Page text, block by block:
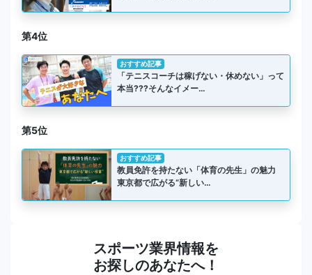
第4位
おすすめ記事
「テニスコーチは稼げない・休めない」って
本当???そんなイメー…
第5位
おすすめ記事
教員免許を持たない「体育の先生」の魅力
東京都で広がる“新しい…
スポーツ業界情報を
お探しのあなたへ！